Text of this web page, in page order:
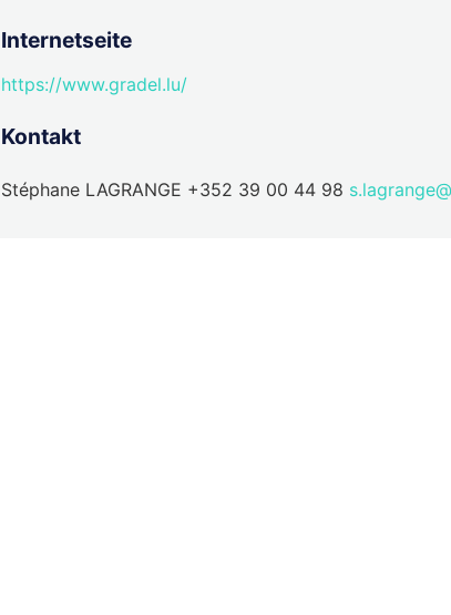
Internetseite
https://www.gradel.lu/
Kontakt
Stéphane LAGRANGE +352 39 00 44 98